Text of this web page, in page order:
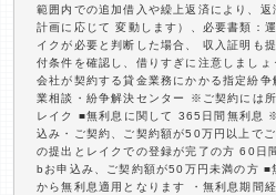
範囲内での追加借入や繰上返済により、
計画に応じて 変動します）、必要書類：
イクが必要と判断した場合、 収入証明も
付条件を確認し、借りすぎに注意しまし
会社が契約する貸金業務にかかる指定紛
業相談・紛争解決センター ※ご契約には所
レイク ■無利息に関して 365日間無利息
込み・ご契約、ご契約額が50万円以上で
の提出とレイクでの登録が完了の方 60
bお申込み、ご契約額が50万円未満の方 ■
から無利息適用となります ・無利息期間